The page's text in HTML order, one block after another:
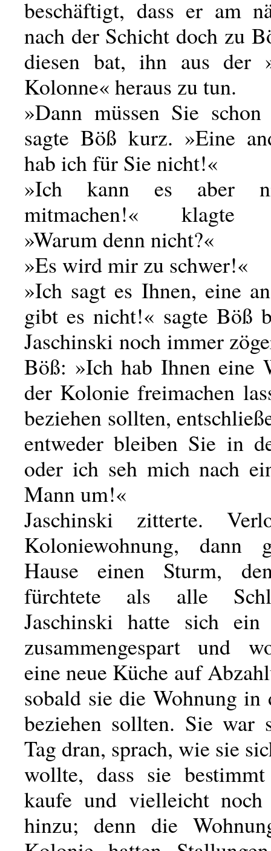
beschäftigt, dass er am
nach der Schicht doch zu
diesen bat, ihn aus der
Kolonne« heraus zu tun.
»Dann müssen Sie
sagte Böß kurz. »Eine
hab ich für Sie nicht!«
»Ich kann es aber
mitmachen!« klagte
»Warum denn nicht?«
»Es wird mir zu schwer!«
»Ich sagt es Ihnen, eine
gibt es nicht!« sagte Böß
Jaschinski noch immer
Böß: »Ich hab Ihnen eine
der Kolonie freimachen
beziehen sollten,
entweder bleiben Sie in
oder ich seh mich nach
Mann um!«
Jaschinski zitterte.
Koloniewohnung,
Hause einen Sturm,
fürchtete als alle
Jaschinski hatte sich ein
zusammengespart und
eine neue Küche auf
sobald sie die Wohnung
beziehen sollten. Sie war
Tag dran, sprach, wie sie
wollte, dass sie
kaufe und vielleicht
hinzu; denn die